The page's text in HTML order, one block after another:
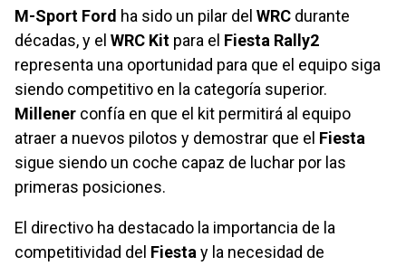
M-Sport Ford ha sido un pilar del WRC durante
décadas, y el WRC Kit para el Fiesta Rally2
representa una oportunidad para que el equipo siga
siendo competitivo en la categoría superior.
Millener confía en que el kit permitirá al equipo
atraer a nuevos pilotos y demostrar que el Fiesta
sigue siendo un coche capaz de luchar por las
primeras posiciones.
El directivo ha destacado la importancia de la
competitividad del Fiesta y la necesidad de